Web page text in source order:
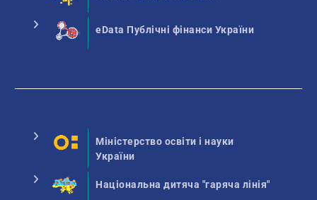
eData Публічні фінанси України
Міністерство освіти і науки
України
Національна дитяча "гаряча лінія"